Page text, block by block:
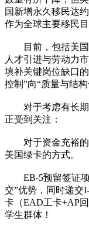
国新增永久移民达
作为全球主要移民
目前，包括美国
人才引进与劳动力
填补关键岗位缺口
控制”向“质量与结构
对于考虑有长期
正受到关注：
对于资金充裕的
美国绿卡的方式。
EB-5预留签证项
交”优势，同时递交
卡（EAD工卡+AP
学生群体！